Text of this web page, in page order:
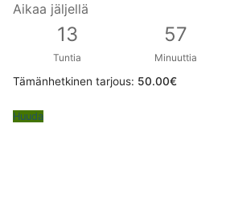
Aikaa jäljellä
13
Tuntia
57
Minuuttia
Tämänhetkinen tarjous: 50.00€
Huuda